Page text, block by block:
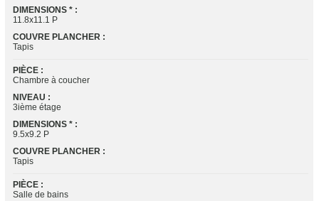
DIMENSIONS * :
11.8x11.1 P
COUVRE PLANCHER :
Tapis
PIÈCE :
Chambre à coucher
NIVEAU :
3ième étage
DIMENSIONS * :
9.5x9.2 P
COUVRE PLANCHER :
Tapis
PIÈCE :
Salle de bains